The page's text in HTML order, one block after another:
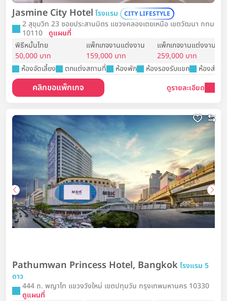
Jasmine City Hotel โรงแรม CITY LIFESTYLE
2 สุขุมวิท 23 ซอยประสานมิตร แขวงคลองเตยเหนือ เขตวัฒนา กทม
10110 ดูแผนที่
พิธีหมั้นไทย
50,000 บาท
แพ็กเกจงานแต่งงาน
159,000 บาท
แพ็กเกจงานแต่งงาน
259,000 บาท
ห้องจัดเลี้ยง
ตกแต่งสถานที่ ห้องพัก ห้องรองรับแขก ห้องส่งตัว
คลิกขอแพ็กเกจ ดูรายละเอียด
Pathumwan Princess Hotel, Bangkokโรงแรม 5
ดาว
444 ถ. พญาไท แขวงวังใหม่ เขตปทุมวัน กรุงเทพมหานคร 10330
ดูแผนที่